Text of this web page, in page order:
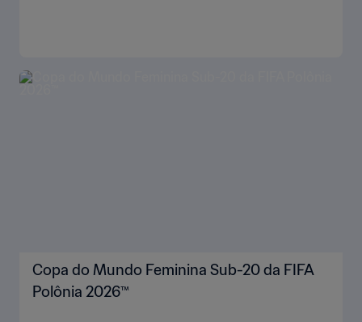
Copa do Mundo Feminina Sub-20 da FIFA
Polônia 2026™